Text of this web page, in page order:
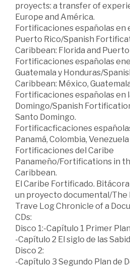
proyects: a transfer of
Europe and América.
Fortificaciones españolas en
Puerto Rico/Spanish
Caribbean: Florida and Puerto
Fortificaciones españolas
Guatemala y Honduras/
Caribbean: México,
Fortificaciones españolas en
Domingo/Spanish
Santo Domingo.
Fortificacficaciones
Panamá, Colombia, Venezuela
Fortificaciones del Caribe
Panameño/Fortifications in
Caribbean.
El Caribe Fortificado.
un proyecto documental/The
Trave Log Chronicle of a
CDs:
Disco 1:-Capítulo 1 Primer
-Capítulo 2 El siglo de las
Disco 2:
-Capítulo 3 Segundo Plan de